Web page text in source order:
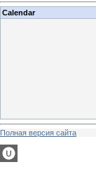
Calendar
Полная версия сайта